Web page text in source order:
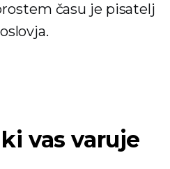
času je pisatelj
vas varuje